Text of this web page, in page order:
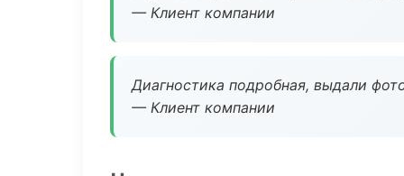
— Клиент компании
Диагностика подробная, выдали
— Клиент компании